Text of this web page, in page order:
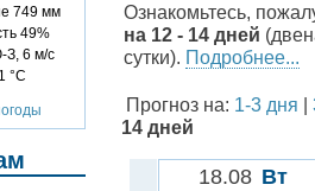
749 мм
49%
З, 6 м/с
°C
Ознакомьтесь,
на 12 - 14 дней
сутки). Подробнее...
Прогноз на: 1-3 дня
14 дней
18.08 Вт